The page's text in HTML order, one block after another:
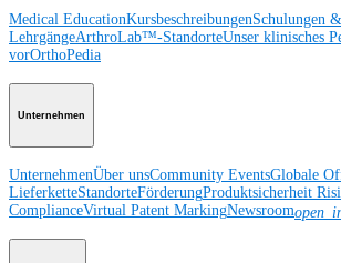
Medical EducationKursbeschreibungenSchulungen &
LehrgängeArthroLab™-StandorteUnser klinisches
vorOrthoPedia
Unternehmen
UnternehmenÜber unsCommunity EventsGlobale
LieferketteStandorteFörderungProduktsicherheit
ComplianceVirtual Patent MarkingNewsroom